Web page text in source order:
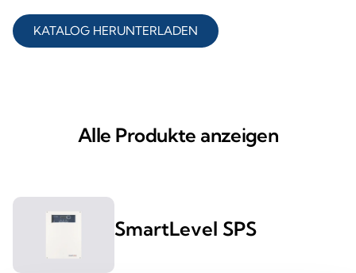
KATALOG HERUNTERLADEN
Alle Produkte anzeigen
SmartLevel SPS